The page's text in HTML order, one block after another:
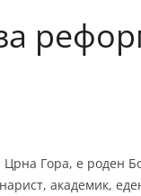
Гора, е роден
академик,